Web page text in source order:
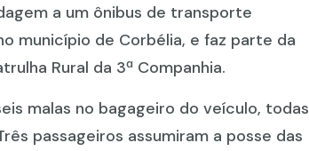
a um ônibus de transporte
município de Corbélia, e faz parte da
Rural da 3ª Companhia.
malas no bagageiro do veículo, todas
passageiros assumiram a posse das